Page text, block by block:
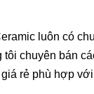
luôn có
tôi chuyên bán
rẻ phù hợp